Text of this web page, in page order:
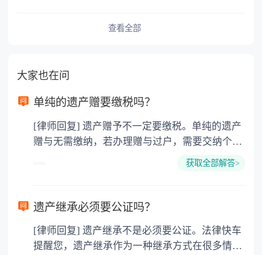
查看全部
大家也在问
单纯的遗产赠要缴税吗？
[律师回复] 遗产赠予不一定要缴税。单纯的遗产
赠与无需缴纳，若办理赠与过户，需要交纳个人
所得税、契税和公证费。赠与过户是没有增值税
要缴纳公证费，具体如下： 1. 公证费：按房
3. 印花税：按房屋评估价的0.05%缴纳 4. 土
地增值税：按房价1%缴纳 5. 房屋产权登记费：
获取全部解答>
遗产继承必须要公证吗？
[律师回复] 遗产继承不是必须要公证。法律快车
提醒您，遗产继承作为一种继承方式在很多情况